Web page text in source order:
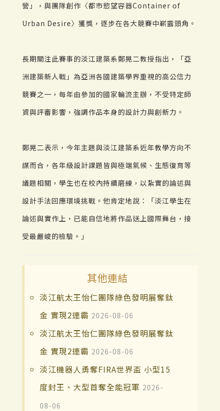
營」，與團隊創作〈都市慾望容器Container of
Urban Desire〉獲獎，逐步在各大競賽中嶄露頭角。
長期關注此賽事的淡江建築系鄭晃二教授指出，「亞
洲建築新人戰」為亞洲各國建築學界重視的高公信力
競賽之一，每年由參加的國家輪流主辦，不受特定師
資與評審影響，強調作品本身的設計力與創新力。
鄭晃二表示，今年主題與淡江建築系近年教學方向不
謀而合，各年級設計課題皆與極端氣候、生態復育等
議題相關，學生也在校內持續磨練，以紮實的論述與
設計手法回應環境挑戰。他肯定地說：「淡江學生在
論述與實作上，已能自信地將作品送上國際舞台，接
受最嚴峻的檢驗。」
其他連結
淡江航太王怡仁團隊綠色發明展奪鈦
金 實現2連霸 2026-08-06
淡江航太王怡仁團隊綠色發明展奪鈦
金 實現2連霸 2026-08-06
淡江機器人勇奪FIRA世界盃 小型15
度封王、大型首奪全能冠軍 2026-
08-06